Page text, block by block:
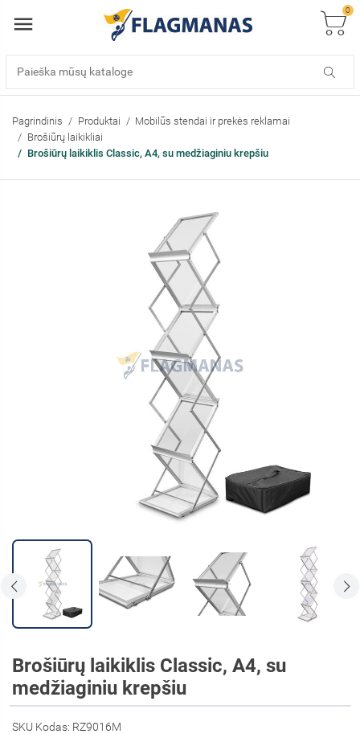
0
Pagrindinis Produktai
Mobilūs stendai ir prekės reklamai
Brošiūrų laikikliai
Brošiūrų laikiklis Classic, A4, su medžiaginiu krepšiu
Brošiūrų laikiklis Classic, A4, su
medžiaginiu krepšiu
SKU Kodas: RZ9016M